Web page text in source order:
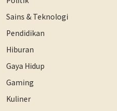
Sains & Teknologi
Pendidikan
Hiburan
Gaya Hidup
Gaming
Kuliner